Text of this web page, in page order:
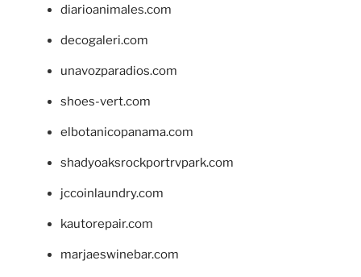
diarioanimales.com
decogaleri.com
unavozparadios.com
shoes-vert.com
elbotanicopanama.com
shadyoaksrockportrvpark.com
jccoinlaundry.com
kautorepair.com
marjaeswinebar.com